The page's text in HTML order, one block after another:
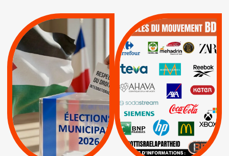
MUNICIPALES 2026 :
JE VOTE POUR LE
RESPECT DU DROIT
INTERNATIONAL EN
PALESTINE
APPELS | Actus |
Espaces Sans
Apartheid
| Lettres d'interpellation
Pétitions
QUE BOYCOTTER ?
BOYCOTT /
AXA BNP | CAF |
Carrefour | HP |
Keter |
Livres et brochures |
Mehadrin | PUMA
Sodastream |
Visuels, tracts,
affiches,...